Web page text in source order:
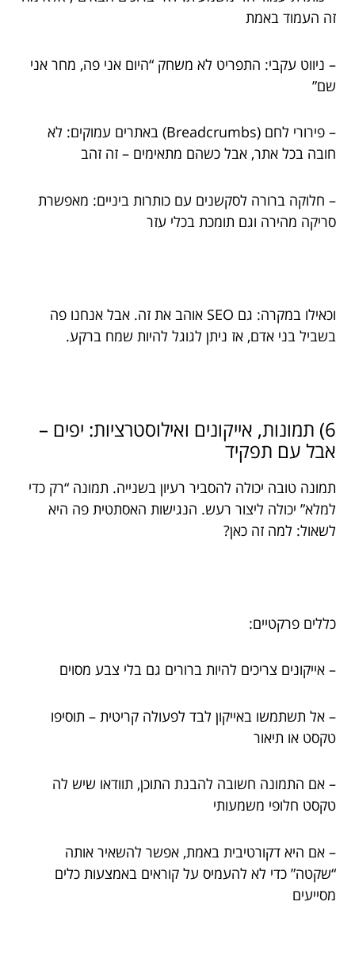
זה העמוד באמת
– ניווט עקבי: התפריט לא משחק “היום אני פה, מחר אני
שם”
– פירורי לחם (Breadcrumbs) באתרים עמוקים: לא
חובה בכל אתר, אבל כשהם מתאימים – זה זהב
– חלוקה ברורה לסקשנים עם כותרות ביניים: מאפשרת
סריקה מהירה וגם תומכת בכלי עזר
וכאילו במקרה: גם SEO אוהב את זה. אבל אנחנו פה
בשביל בני אדם, אז ניתן לגוגל להיות שמח ברקע.
6) תמונות, אייקונים ואילוסטרציות: יפים –
אבל עם תפקיד
תמונה טובה יכולה להסביר רעיון בשנייה. תמונה “רק כדי
למלא” יכולה ליצור רעש. הנגישות האסתטית פה היא
לשאול: למה זה כאן?
כללים פרקטיים:
– אייקונים צריכים להיות ברורים גם בלי צבע מסוים
– אל תשתמשו באייקון לבד לפעולה קריטית – תוסיפו
טקסט או תיאור
– אם התמונה חשובה להבנת התוכן, תוודאו שיש לה
טקסט חלופי משמעותי
– אם היא דקורטיבית באמת, אפשר להשאיר אותה
“שקטה” כדי לא להעמיס על קוראים באמצעות כלים
מסייעים